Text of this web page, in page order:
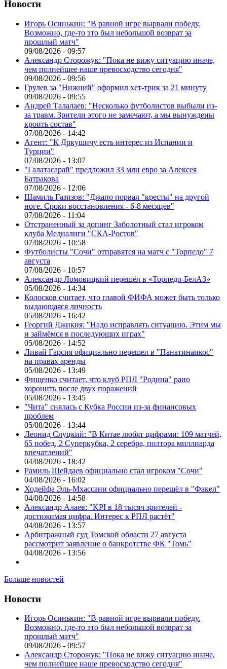
Новости
Игорь Осинькин: "В равной игре вырвали победу.
Возможно, где-то это был небольшой возврат за
прошлый матч"
09/08/2026 - 09:57
Александр Сторожук: "Пока не вижу ситуацию иначе,
чем полнейшее наше превосходство сегодня"
09/08/2026 - 09:56
Грулев за "Нижний" оформил хет-трик за 21 минуту
09/08/2026 - 09:55
Андрей Талалаев: "Несколько футболистов выбыли из-
за травм. Зрители этого не замечают, а мы вынуждены
кроить состав"
07/08/2026 - 14:42
Агент: "К Дркушичу есть интерес из Испании и
Турции"
07/08/2026 - 13:07
"Галатасарай" предложил 33 млн евро за Алексея
Батракова
07/08/2026 - 12:06
Шамиль Газизов: "Джапо порвал "кресты" на другой
ноге. Сроки восстановления - 6-8 месяцев"
07/08/2026 - 11:04
Отстраненный за допинг Заболотный стал игроком
клуба Медиалиги "СКА-Ростов"
07/08/2026 - 10:58
Футболисты "Сочи" отправятся на матч с "Торпедо" 7
августа
07/08/2026 - 10:57
Александр Ломовицкий перешёл в «Торпедо-БелАЗ»
05/08/2026 - 14:34
Колосков считает, что главой ФИФА может быть только
выдающаяся личность
05/08/2026 - 16:42
Георгий Джикия: "Надо исправлять ситуацию. Этим мы
и займёмся в последующих играх"
05/08/2026 - 14:52
Ливай Гарсия официально перешел в "Панатинаикос"
на правах аренды
05/08/2026 - 13:49
Фищенко считает, что клуб РПЛ "Родина" рано
хоронить после двух поражений
05/08/2026 - 13:45
"Чита" снялась с Кубка России из-за финансовых
проблем
05/08/2026 - 13:44
Леонид Слуцкий: "В Китае любят цифрами: 109 матчей,
65 побед, 2 Суперкубка, 2 серебра, полтора миллиарда
впечатлений"
04/08/2026 - 18:42
Рамиль Шейдаев официально стал игроком "Сочи"
04/08/2026 - 16:02
Ходейфа Эль-Мхассани официально перешёл в "Факел"
04/08/2026 - 14:58
Александр Алаев: "KPI в 18 тысяч зрителей -
достижимая цифра. Интерес к РПЛ растёт"
04/08/2026 - 13:57
Арбитражный суд Томской области 27 августа
рассмотрит заявление о банкротстве ФК "Томь"
04/08/2026 - 13:56
Больше новостей
Новости
Игорь Осинькин: "В равной игре вырвали победу.
Возможно, где-то это был небольшой возврат за
прошлый матч"
09/08/2026 - 09:57
Александр Сторожук: "Пока не вижу ситуацию иначе,
чем полнейшее наше превосходство сегодня"